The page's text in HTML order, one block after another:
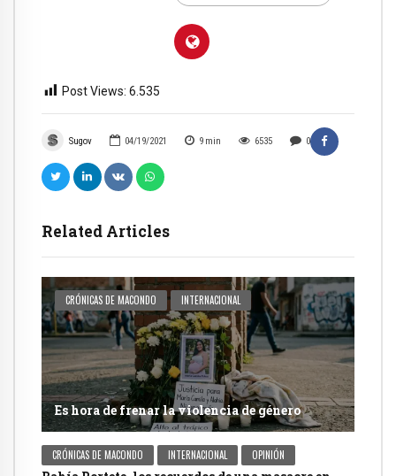
Sugov 04/19/2021 9 min 6535 0
Related Articles
CRÓNICAS DE MACONDO INTERNACIONAL
Es hora de frenar la violencia de género
CRÓNICAS DE MACONDO INTERNACIONAL OPINIÓN
Post Views: 6.535